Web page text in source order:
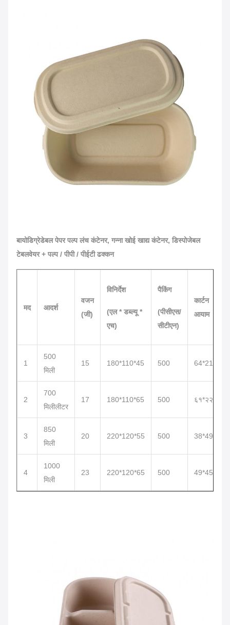
बायोडिग्रेडेबल पेपर पल्प लंच कंटेनर, गन्ना खोई खाद्य कंटेनर, डिस्पोजेबल
टेबलवेयर + पल्प / पीपी / पीईटी ढक्कन
मद आदर्श
वजन
(जी)
विनिर्देश
(एल * डब्ल्यू *
एच)
पैकिंग
(पीसीएस/
सीटीएन)
कार्टन
आयाम
1
500
मिली
15 180*110*45 500 64*21*24
2
700
मिलीलीटर
17 180*110*65 500 ६१*२२*२४
3
850
मिली
20 220*120*55 500 38*49*28
4
1000
मिली
23 220*120*65 500 49*45*29